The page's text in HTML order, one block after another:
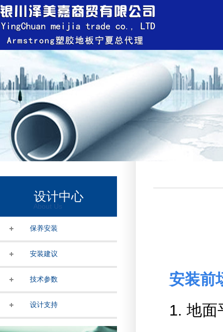
设计中心
About Us
保养安装
安装建议
技术参数
设计支持
安装前
1. 地面